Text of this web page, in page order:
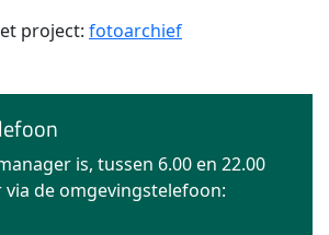
project: fotoarchief
is, tussen 6.00 en 22.00
via de omgevingstelefoon: